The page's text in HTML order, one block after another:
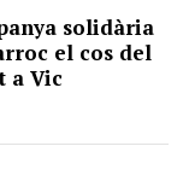
solidària
el cos del
a Vic